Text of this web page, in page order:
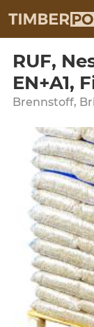
RUF,
EN+A1,
Brennstoff,